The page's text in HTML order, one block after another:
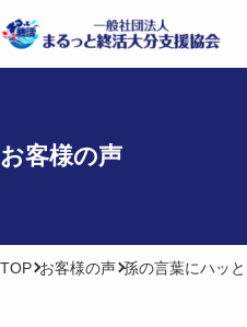
お客様の​声
TOP お客様の声